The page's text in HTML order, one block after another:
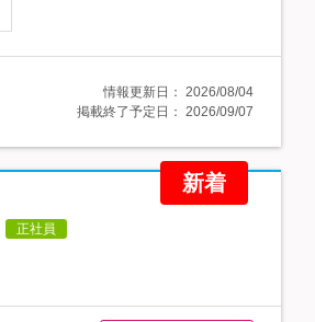
情報更新日： 2026/08/04
掲載終了予定日： 2026/09/07
新着
正社員